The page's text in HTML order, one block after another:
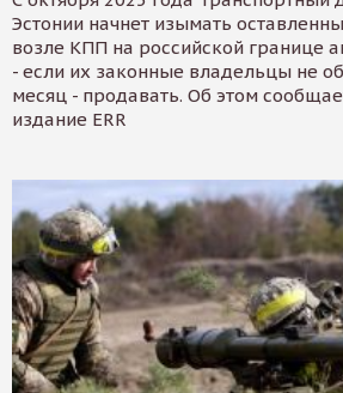
Эстонии начнет изымать
возле КПП на российской границе
- если их законные владельцы не
месяц - продавать. Об этом
издание ERR